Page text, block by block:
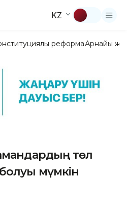
KZ
реформаАрнайы
төл
мүмкін